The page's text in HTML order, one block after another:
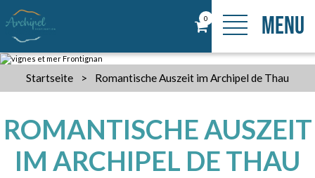
0 MENU
Startseite > Romantische Auszeit im Archipel de Thau
ROMANTISCHE AUSZEIT
IM ARCHIPEL DE THAU